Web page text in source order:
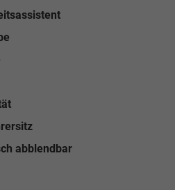
abblendbar